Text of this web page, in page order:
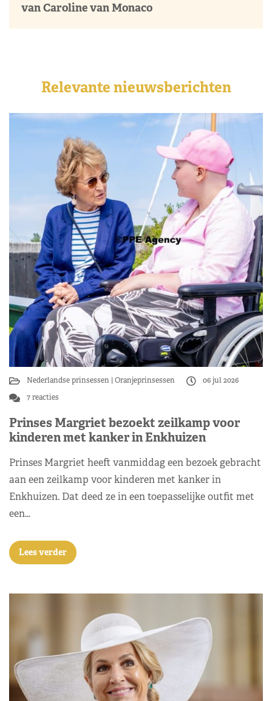
van Caroline van Monaco
Relevante nieuwsberichten
Nederlandse prinsessen Oranjeprinsessen
06 jul 2026
7 reacties
Prinses Margriet bezoekt zeilkamp voor
kinderen met kanker in Enkhuizen
Prinses Margriet heeft vanmiddag een bezoek gebracht
aan een zeilkamp voor kinderen met kanker in
Enkhuizen. Dat deed ze in een toepasselijke outfit met
een…
Lees verder